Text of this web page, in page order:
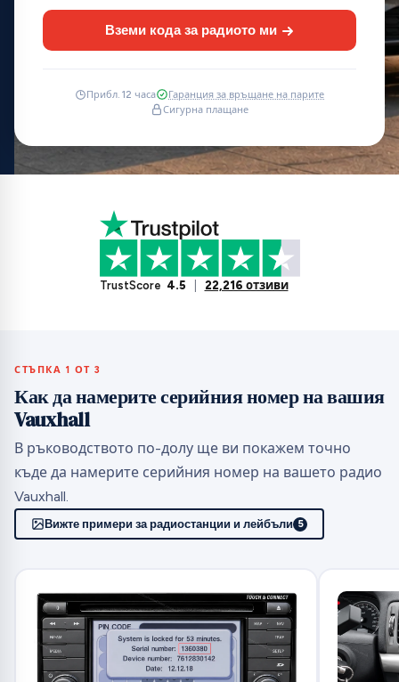
Вземи кода за радиото ми
Прибл. 12 часа
Гаранция за връщане на парите
Сигурна плащане
TrustScore 4.5 22,216 отзиви
СТЪПКА 1 ОТ 3
Как да намерите серийния номер на вашия
Vauxhall
В ръководството по-долу ще ви покажем точно
къде да намерите серийния номер на вашето радио
Vauxhall.
Вижте примери за радиостанции и лейбъли 5